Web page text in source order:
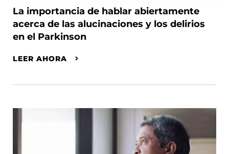
La importancia de hablar abiertamente
acerca de las alucinaciones y los delirios
en el Parkinson
LEER AHORA